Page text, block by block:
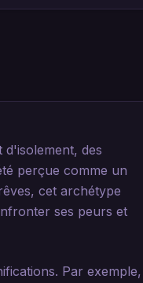
d'isolement, des
perçue comme un
cet archétype
ses peurs et
Par exemple,